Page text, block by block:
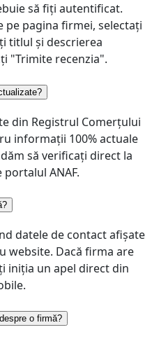
să fiți autentificat.
pe pagina firmei, selectați
titlul și descrierea
"Trimite recenzia".
din Registrul Comerțului
informații 100% actuale
să verificați direct la
ANAF.
datele de contact afișate
website. Dacă firma are
iniția un apel direct din
o firmă?